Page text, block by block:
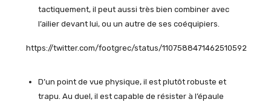
tactiquement, il peut aussi très bien combiner avec
l’ailier devant lui, ou un autre de ses coéquipiers.
https://twitter.com/footgrec/status/1107588471462510592
D’un point de vue physique, il est plutôt robuste et
trapu. Au duel, il est capable de résister à l’épaule